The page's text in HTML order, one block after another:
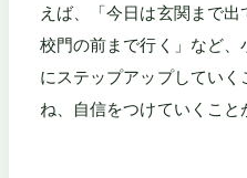
えば、「今日は玄関まで
校門の前まで行く」など、
にステップアップしてい
ね、自信をつけていくこと